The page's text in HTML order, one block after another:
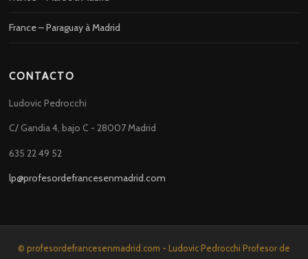
France – Paraguay à Madrid
CONTACTO
Ludovic Pedrocchi
C/ Gandia 4, bajo C - 28007 Madrid
635 22 49 52
lp@profesordefrancesenmadrid.com
© profesordefrancesenmadrid.com - Ludovic Pedrocchi Profesor de